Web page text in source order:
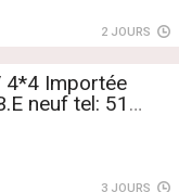
2 JOURS
4*4 Importée
neuf tel: 51
3 JOURS